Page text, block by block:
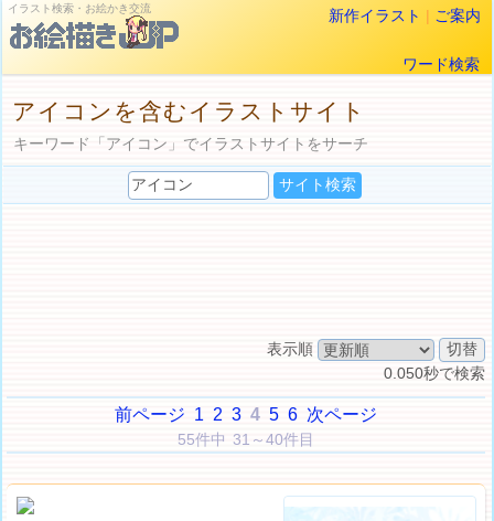
イラスト検索・お絵かき交流 新作イラスト | ご案内
ワード検索
アイコンを含むイラストサイト
キーワード「アイコン」でイラストサイトをサーチ
表示順
0.050秒で検索
前ページ 1 2 3 4 5 6 次ページ
55件中 31～40件目